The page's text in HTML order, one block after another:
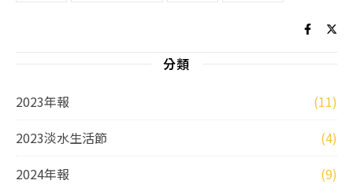
分類
2023年報
(11)
2023淡水生活節
(4)
2024年報
(9)